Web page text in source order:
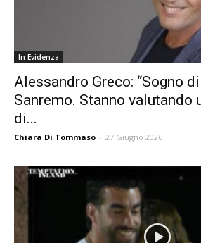
In Evidenza
Alessandro Greco: “Sogno
Sanremo. Stanno valutando
di...
Chiara Di Tommaso - 27 Giugno 2026